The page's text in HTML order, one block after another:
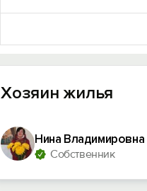
Хозяин жилья
Нина Владимировна
Собственник